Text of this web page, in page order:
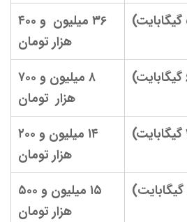
۳۶ میلیون و ۴۰۰
هزار تومان
۸ میلیون و ۷۰۰
هزار تومان
۱۴ میلیون و ۲۰۰
هزار تومان
۱۵ میلیون و ۵۰۰
هزار تومان